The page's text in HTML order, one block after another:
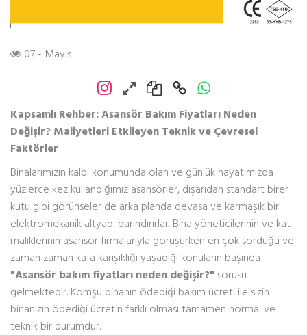
07 - Mayıs
Kapsamlı Rehber: Asansör Bakım Fiyatları Neden
Değişir? Maliyetleri Etkileyen Teknik ve Çevresel
Faktörler
Binalarımızın kalbi konumunda olan ve günlük hayatımızda
yüzlerce kez kullandığımız asansörler, dışarıdan standart birer
kutu gibi görünseler de arka planda devasa ve karmaşık bir
elektromekanik altyapı barındırırlar. Bina yöneticilerinin ve kat
maliklerinin asansör firmalarıyla görüşürken en çok sorduğu ve
zaman zaman kafa karışıklığı yaşadığı konuların başında
"Asansör bakım fiyatları neden değişir?" sorusu
gelmektedir. Komşu binanın ödediği bakım ücreti ile sizin
binanızın ödediği ücretin farklı olması tamamen normal ve
teknik bir durumdur.